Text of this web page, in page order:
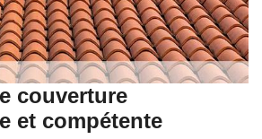
couverture
et compétente